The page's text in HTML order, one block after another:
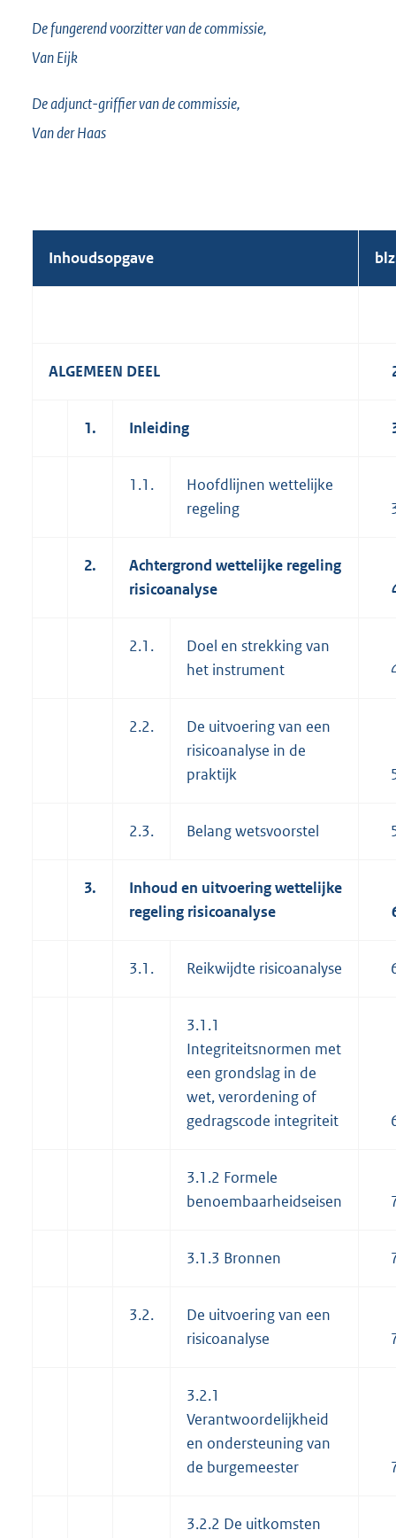
De fungerend voorzitter van de commissie,
Van Eijk
De adjunct-griffier van de commissie,
Van der Haas
Inhoudsopgave
ALGEMEEN DEEL
1. Inleiding
1.1.
Hoofdlijnen wettelijke
regeling
2.
Achtergrond wettelijke regeling
risicoanalyse
2.1.
Doel en strekking van
het instrument
2.2.
De uitvoering van een
risicoanalyse in de
praktijk
2.3. Belang wetsvoorstel
3.
Inhoud en uitvoering wettelijke
regeling risicoanalyse
3.1. Reikwijdte risicoanalyse
3.1.1
Integriteitsnormen met
een grondslag in de
wet, verordening of
gedragscode integriteit
3.1.2 Formele
benoembaarheidseisen
3.1.3 Bronnen
3.2.
De uitvoering van een
risicoanalyse
3.2.1
Verantwoordelijkheid
en ondersteuning van
de burgemeester
3.2.2 De uitkomsten